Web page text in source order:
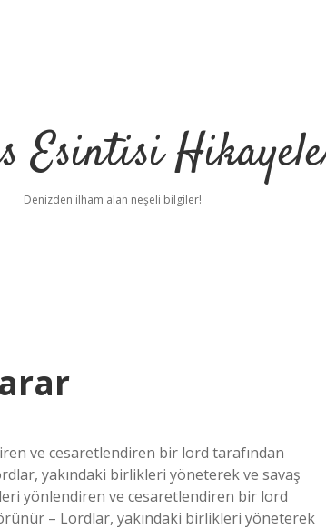
Esintisi
Denizden ilham alan neşeli bilgiler!
ve cesaretlendiren bir lord tarafından
yakındaki birlikleri yöneterek ve savaş
yönlendiren ve cesaretlendiren bir lord
– Lordlar, yakındaki birlikleri yöneterek